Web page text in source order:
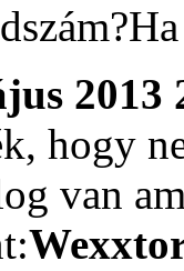
2013
hogy
van